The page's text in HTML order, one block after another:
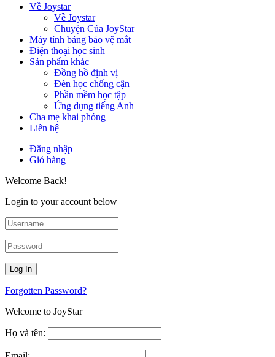
Về Joystar
Về Joystar
Chuyện Của JoyStar
Máy tính bảng bảo vệ mắt
Điện thoại học sinh
Sản phẩm khác
Đồng hồ định vị
Đèn học chống cận
Phần mềm học tập
Ứng dụng tiếng Anh
Cha mẹ khai phóng
Liên hệ
Đăng nhập
Giỏ hàng
Welcome Back!
Login to your account below
Forgotten Password?
Welcome to JoyStar
Họ và tên: